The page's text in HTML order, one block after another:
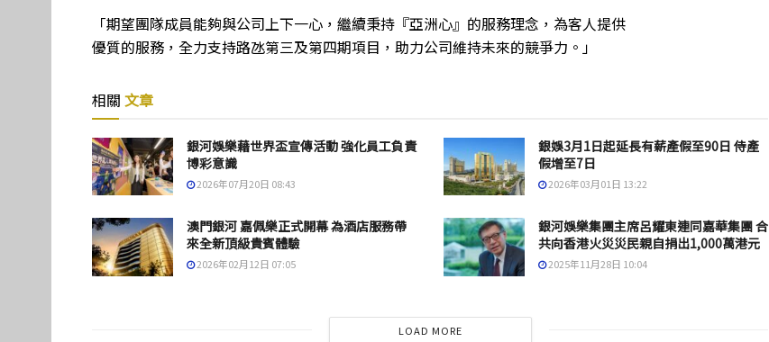
「期望團隊成員能夠與公司上下一心，繼續秉持『亞洲心』的服務理念，為客人提供
優質的服務，全力支持路氹第三及第四期項目，助力公司維持未來的競爭力。」
相關 文章
銀河娛樂藉世界盃宣傳活動 強化員工負責
博彩意識
2026年07月20日 08:43
銀娛3月1日起延長有薪產假至90日 侍產
假增至7日
2026年03月01日 13:22
澳門銀河 嘉佩樂正式開幕 為酒店服務帶
來全新頂級貴賓體驗
2026年02月12日 07:05
銀河娛樂集團主席呂耀東連同嘉華集團 合
共向香港火災災民親自捐出1,000萬港元
2025年11月28日 10:04
LOAD MORE